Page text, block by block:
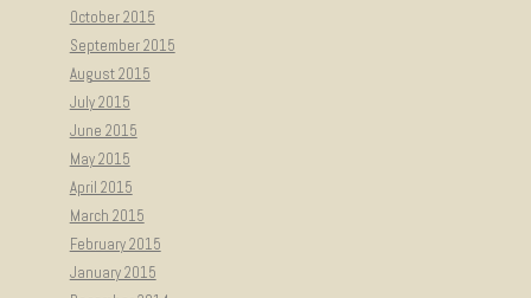
October 2015
September 2015
August 2015
July 2015
June 2015
May 2015
April 2015
March 2015
February 2015
January 2015